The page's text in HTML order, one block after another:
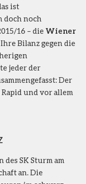
ist
doch noch
16 – die Wiener
Bilanz gegen die
jeder der
Der
und vor allem
SK Sturm am
an. Die